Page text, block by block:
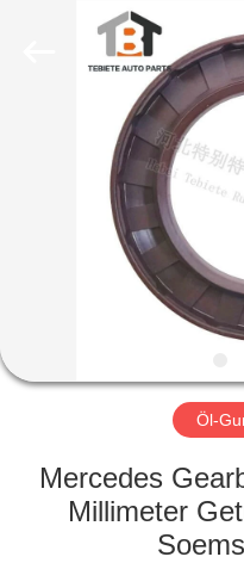
PRODUKTE
FABRIK-
Öl-
Mercedes
Millimeter